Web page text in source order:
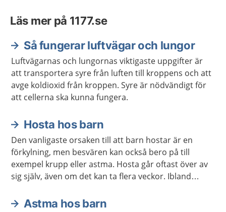
Läs mer på 1177.se
Så fungerar luftvägar och lungor
Luftvägarnas och lungornas viktigaste uppgifter är
att transportera syre från luften till kroppens och att
avge koldioxid från kroppen. Syre är nödvändigt för
att cellerna ska kunna fungera.
Hosta hos barn
Den vanligaste orsaken till att barn hostar är en
förkylning, men besvären kan också bero på till
exempel krupp eller astma. Hosta går oftast över av
sig själv, även om det kan ta flera veckor. Ibland
hostan eller för att minska besvären.
Astma hos barn